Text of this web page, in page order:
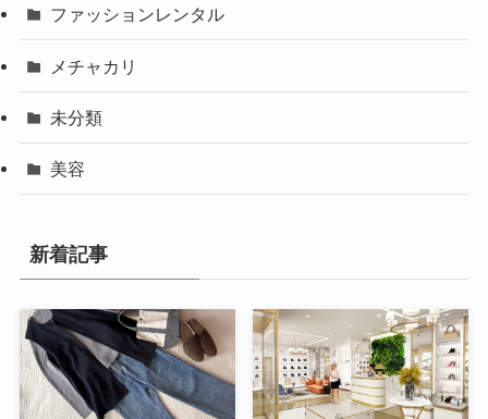
ファッションレンタル
メチャカリ
未分類
美容
新着記事